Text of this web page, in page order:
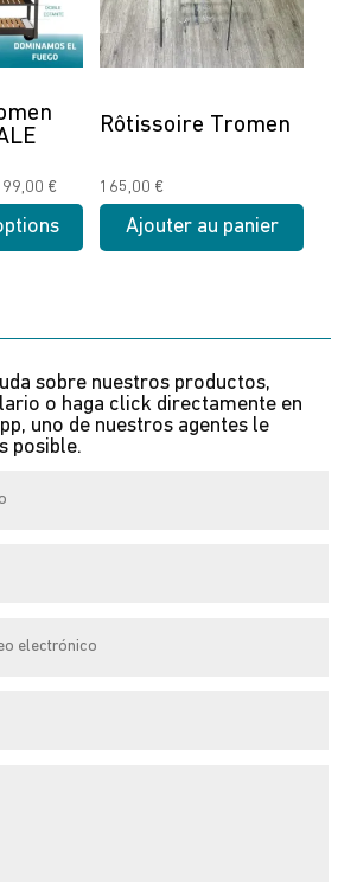
options
peuvent
sur
page
€Plage
prix :
1.199,00 €
Rôtissoire Tromen
165,00 €
Ajouter au panier
sobre nuestros productos,
o haga click directamente en
uno de nuestros agentes le
posible.